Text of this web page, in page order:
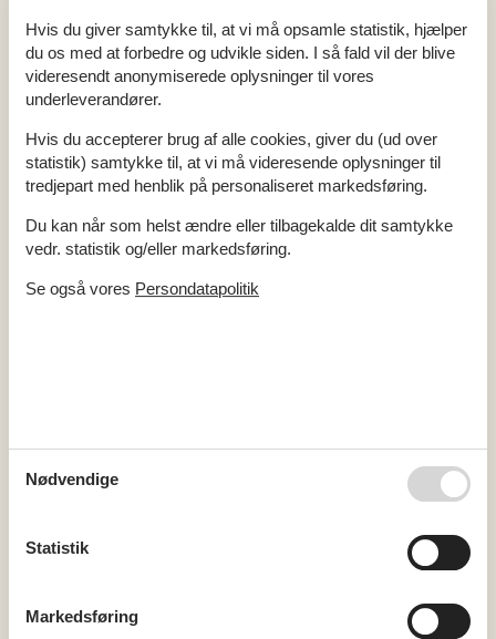
Alle
Geografier
Hvis du giver samtykke til, at vi må opsamle statistik, hjælper
du os med at forbedre og udvikle siden. I så fald vil der blive
videresendt anonymiserede oplysninger til vores
underleverandører.
Hvis du accepterer brug af alle cookies, giver du (ud over
statistik) samtykke til, at vi må videresende oplysninger til
tredjepart med henblik på personaliseret markedsføring.
Du kan når som helst ændre eller tilbagekalde dit samtykke
vedr. statistik og/eller markedsføring.
Se også vores Persondatapolitik
Nødvendige
Statistik
Markedsføring